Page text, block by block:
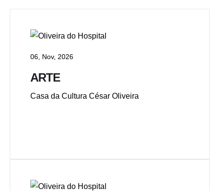
06, Nov, 2026
ARTE
Casa da Cultura César Oliveira